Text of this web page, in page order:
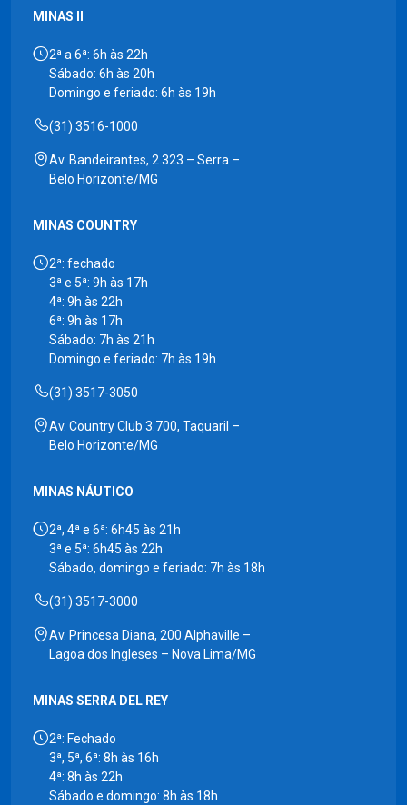
MINAS II
2ª a 6ª: 6h às 22h
Sábado: 6h às 20h
Domingo e feriado: 6h às 19h
(31) 3516-1000
Av. Bandeirantes, 2.323 – Serra –
Belo Horizonte/MG
MINAS COUNTRY
2ª: fechado
3ª e 5ª: 9h às 17h
4ª: 9h às 22h
6ª: 9h às 17h
Sábado: 7h às 21h
Domingo e feriado: 7h às 19h
(31) 3517-3050
Av. Country Club 3.700, Taquaril –
Belo Horizonte/MG
MINAS NÁUTICO
2ª, 4ª e 6ª: 6h45 às 21h
3ª e 5ª: 6h45 às 22h
Sábado, domingo e feriado: 7h às 18h
(31) 3517-3000
Av. Princesa Diana, 200 Alphaville –
Lagoa dos Ingleses – Nova Lima/MG
MINAS SERRA DEL REY
2ª: Fechado
3ª, 5ª, 6ª: 8h às 16h
4ª: 8h às 22h
Sábado e domingo: 8h às 18h